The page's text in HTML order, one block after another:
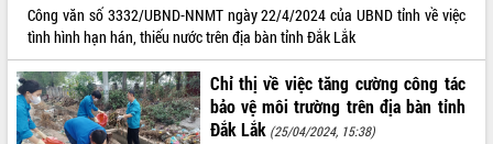
Hôm nay: 26343
Công văn số 3332/UBND-NNMT ngày 22/4/2024 của UBND tỉnh về việc
tình hình hạn hán, thiếu nước trên địa bàn tỉnh Đắk Lắk
Chỉ thị về việc tăng cường công tác
bảo vệ môi trường trên địa bàn tỉnh
Đắk Lắk (25/04/2024, 15:38)